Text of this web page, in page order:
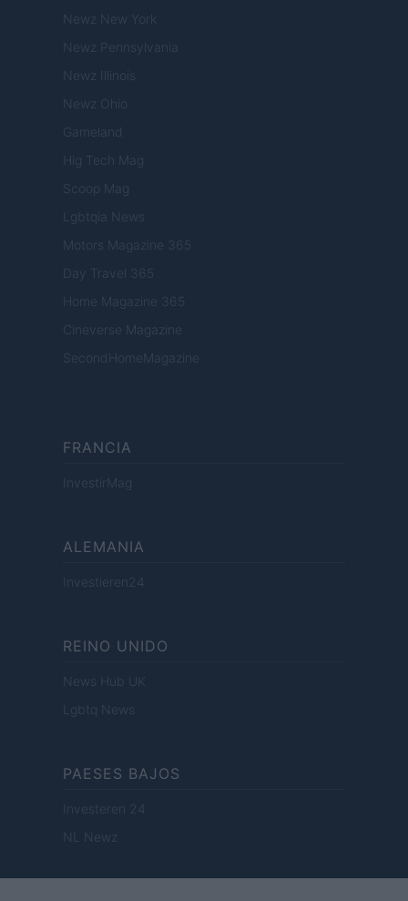
Newz New York
Newz Pennsylvania
Newz Illinois
Newz Ohio
Gameland
Hig Tech Mag
Scoop Mag
Lgbtqia News
Motors Magazine 365
Day Travel 365
Home Magazine 365
Cineverse Magazine
SecondHomeMagazine
FRANCIA
InvestirMag
ALEMANIA
Investieren24
REINO UNIDO
News Hub UK
Lgbtq News
PAESES BAJOS
Investeren 24
NL Newz